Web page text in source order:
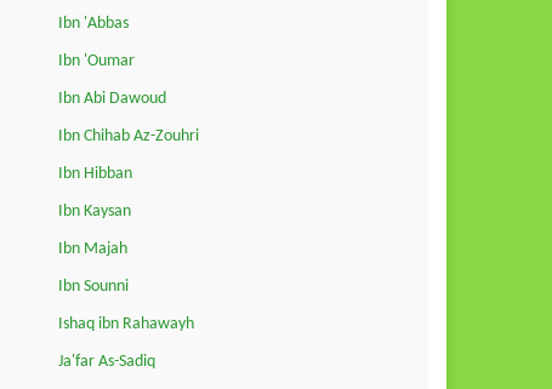
Ibn 'Abbas
Ibn 'Oumar
Ibn Abi Dawoud
Ibn Chihab Az-Zouhri
Ibn Hibban
Ibn Kaysan
Ibn Majah
Ibn Sounni
Ishaq ibn Rahawayh
Ja'far As-Sadiq